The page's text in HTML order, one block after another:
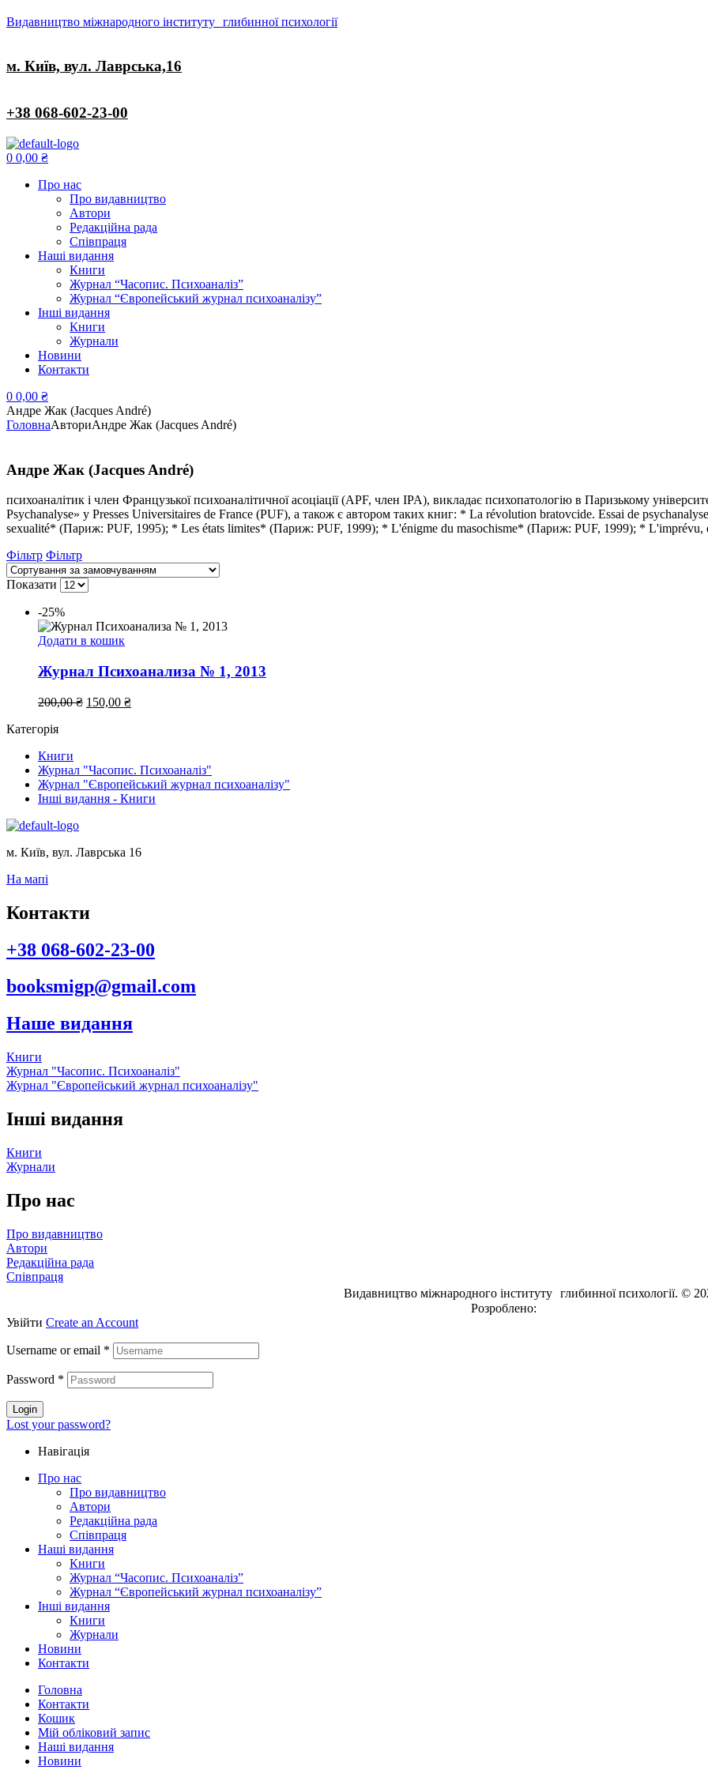
Видавництво міжнародного інституту глибинної психології
м. Київ, вул. Лаврська,16
+38 068-602-23-00
Menu
0 0,00 ₴
Про нас
Про видавництво
Автори
Редакційна рада
Співпраця
Наші видання
Книги
Журнал “Часопис. Психоаналіз”
Журнал “Європейський журнал психоаналізу”
Інші видання
Книги
Журнали
Новини
Контакти
0 0,00 ₴
Андре Жак (Jacques André)
ГоловнаАвториАндре Жак (Jacques André)
Андре Жак (Jacques André)
психоаналітик і член Французької психоаналітичної асоціації (APF, член IPA), викладає психопатологію в Паризькому
Psychanalyse» у Presses Universitaires de France (PUF), а також є автором таких книг: * La révolution bratovcide. Essai de
sexualité* (Париж: PUF, 1995); * Les états limites* (Париж: PUF, 1999); * L'énigme du masochisme* (Париж: PUF, 1999); *
Фільтр Фільтр
Показати
-25%
Додати в кошик
Журнал Психоанализа № 1, 2013
200,00₴ Оригінальна
150,00 ₴Поточна
Категорія
Книги
Журнал "Часопис. Психоаналіз"
Журнал "Європейський журнал психоаналізу"
Інші видання - Книги
м. Київ, вул. Лаврська 16
На мапі
Контакти
+38 068-602-23-00
booksmigp@gmail.com
Наше видання
Книги
Журнал "Часопис. Психоаналіз"
Журнал "Європейський журнал психоаналізу"
Інші видання
Книги
Журнали
Про нас
Про видавництво
Автори
Редакційна рада
Співпраця
Видавництво міжнародного інституту глибинної психології. ©
Розроблено:
Увійти Create an Account
Username or email *
Password *
Login
Lost your password?
Навігація
Про нас
Про видавництво
Автори
Редакційна рада
Співпраця
Наші видання
Книги
Журнал “Часопис. Психоаналіз”
Журнал “Європейський журнал психоаналізу”
Інші видання
Книги
Журнали
Новини
Контакти
Головна
Контакти
Кошик
Мій обліковий запис
Наші видання
Новини